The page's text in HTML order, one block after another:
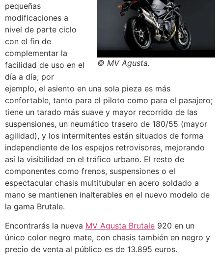
© MV Agusta.
pequeñas
modificaciones a
nivel de parte ciclo
con el fin de
complementar la
facilidad de uso en el
día a día; por
ejemplo, el asiento en una sola pieza es más
confortable, tanto para el piloto como para el pasajero;
tiene un tarado más suave y mayor recorrido de las
suspensiones, un neumático trasero de 180/55 (mayor
agilidad), y los intermitentes están situados de forma
independiente de los espejos retrovisores, mejorando
así la visibilidad en el tráfico urbano. El resto de
componentes como frenos, suspensiones o el
espectacular chasis multitubular en acero soldado a
mano se mantienen inalterables en el nuevo modelo de
la gama Brutale.
Encontrarás la nueva MV Agusta Brutale 920 en un
único color negro mate, con chasis también en negro y
precio de venta al público es de 13.895 euros.